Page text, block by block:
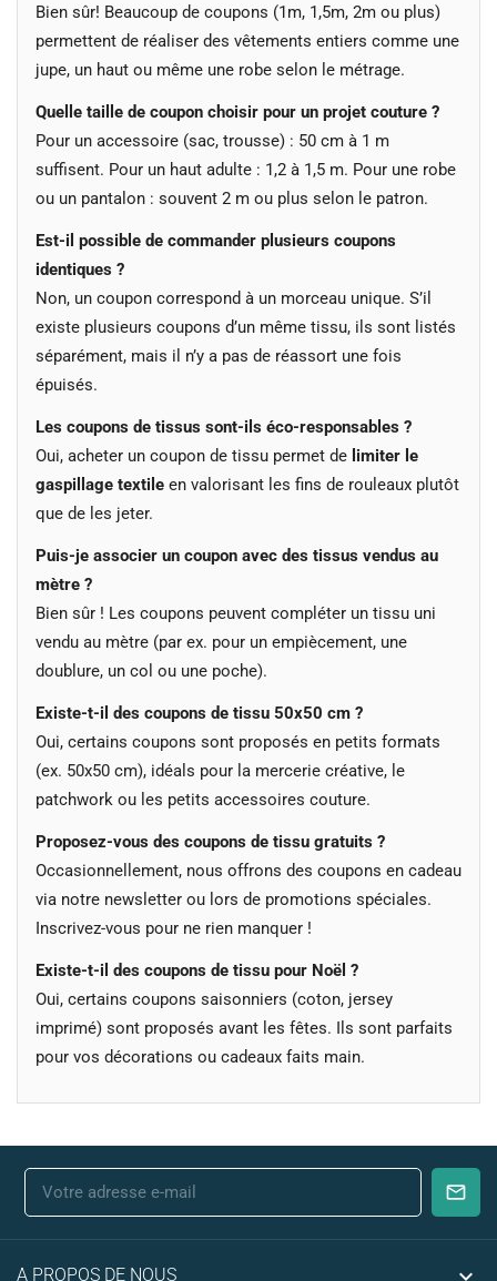
Bien sûr! Beaucoup de coupons (1m, 1,5m, 2m ou plus)
permettent de réaliser des vêtements entiers comme une
jupe, un haut ou même une robe selon le métrage.
Quelle taille de coupon choisir pour un projet couture ?
Pour un accessoire (sac, trousse) : 50 cm à 1 m
suffisent. Pour un haut adulte : 1,2 à 1,5 m. Pour une robe
ou un pantalon : souvent 2 m ou plus selon le patron.
Est-il possible de commander plusieurs coupons
identiques ?
Non, un coupon correspond à un morceau unique. S’il
existe plusieurs coupons d’un même tissu, ils sont listés
séparément, mais il n’y a pas de réassort une fois
épuisés.
Les coupons de tissus sont-ils éco-responsables ?
Oui, acheter un coupon de tissu permet de limiter le
gaspillage textile en valorisant les fins de rouleaux plutôt
que de les jeter.
Puis-je associer un coupon avec des tissus vendus au
mètre ?
Bien sûr ! Les coupons peuvent compléter un tissu uni
vendu au mètre (par ex. pour un empiècement, une
doublure, un col ou une poche).
Existe-t-il des coupons de tissu 50x50 cm ?
Oui, certains coupons sont proposés en petits formats
(ex. 50x50 cm), idéals pour la mercerie créative, le
patchwork ou les petits accessoires couture.
Proposez-vous des coupons de tissu gratuits ?
Occasionnellement, nous offrons des coupons en cadeau
via notre newsletter ou lors de promotions spéciales.
Inscrivez-vous pour ne rien manquer !
Existe-t-il des coupons de tissu pour Noël ?
Oui, certains coupons saisonniers (coton, jersey
imprimé) sont proposés avant les fêtes. Ils sont parfaits
pour vos décorations ou cadeaux faits main.
A PROPOS DE NOUS